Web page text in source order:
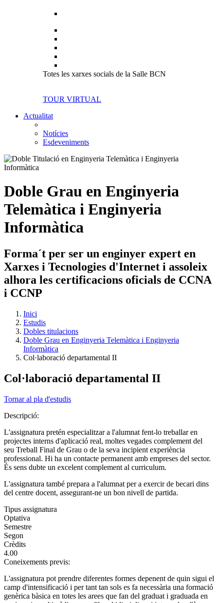
Totes les xarxes socials de la Salle BCN
TOUR VIRTUAL
Actualitat
Notícies
Esdeveniments
Doble Grau en Enginyeria
Telemàtica i Enginyeria
Informàtica
Forma´t per ser un enginyer expert en
Xarxes i Tecnologies d'Internet i assoleix
alhora les certificacions oficials de CCNA
i CCNP
Inici
Estudis
Dobles titulacions
Doble Grau en Enginyeria Telemàtica i Enginyeria
Informàtica
Col·laboració departamental II
Col·laboració departamental II
Tornar al pla d'estudis
Descripció:
L'assignatura pretén especialitzar a l'alumnat fent-lo treballar en
projectes interns d'aplicació real, moltes vegades complement del
seu Treball Final de Grau o de la seva incipient experiència
professional. Hi ha un contacte permanent amb empreses del sector.
És sens dubte un excelent complement al curriculum.
L'assignatura també prepara a l'alumnat per a exercir de becari dins
del centre docent, assegurant-ne un bon nivell de partida.
Tipus assignatura
Optativa
Semestre
Segon
Crèdits
4.00
Coneixements previs:
L'assignatura pot prendre diferentes formes depenent de quin sigui el
camp d'intensificació i per tant tan sols es fa necessària una formació
genèrica bàsica en totes les arees que fan del graduat i graduada en